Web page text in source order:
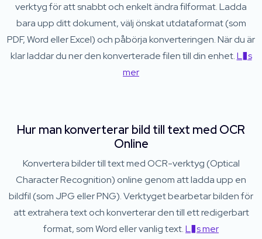
verktyg för att snabbt och enkelt ändra filformat. Ladda
bara upp ditt dokument, välj önskat utdataformat (som
PDF, Word eller Excel) och påbörja konverteringen. När du är
klar laddar du ner den konverterade filen till din enhet.L�s
mer
Hur man konverterar bild till text med OCR
Online
Konvertera bilder till text med OCR-verktyg (Optical
Character Recognition) online genom att ladda upp en
bildfil (som JPG eller PNG). Verktyget bearbetar bilden för
att extrahera text och konverterar den till ett redigerbart
format, som Word eller vanlig text.L�s mer